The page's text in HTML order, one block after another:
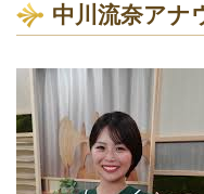
中川流奈アナ